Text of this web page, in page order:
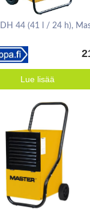
DH 44 (41 l / 24 h),
Lue lisää